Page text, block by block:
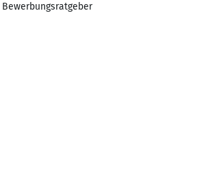
Bewerbungsratgeber